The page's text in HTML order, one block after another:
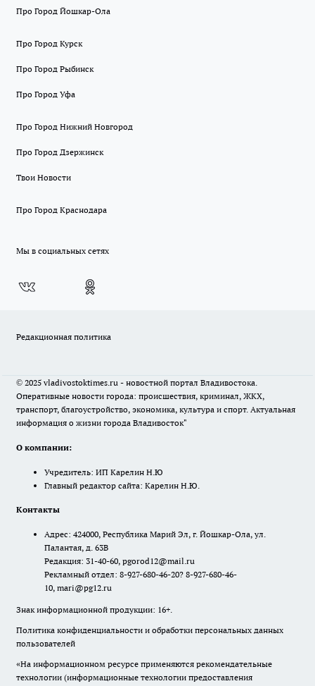
Про Город Йошкар-Ола
Про Город Курск
Про Город Рыбинск
Про Город Уфа
Про Город Нижний Новгород
Про Город Дзержинск
Твои Новости
Про Город Краснодара
Мы в социальных сетях
Редакционная политика
© 2025 vladivostoktimes.ru - новостной портал Владивостока.
Оперативные новости города: происшествия, криминал, ЖКХ,
транспорт, благоустройство, экономика, культура и спорт. Актуальная
информация о жизни города Владивосток"
О компании:
Учредитель: ИП Карелин Н.Ю
Главный редактор сайта: Карелин Н.Ю.
Контакты
Адрес: 424000, Республика Марий Эл, г. Йошкар-Ола, ул.
Палантая, д. 63В
Редакция: 31-40-60, pgorod12@mail.ru
Рекламный отдел: 8-927-680-46-20? 8-927-680-46-
10, mari@pg12.ru
Знак информационной продукции: 16+.
Политика конфиденциальности и обработки персональных данных
пользователей
«На информационном ресурсе применяются рекомендательные
технологии (информационные технологии предоставления